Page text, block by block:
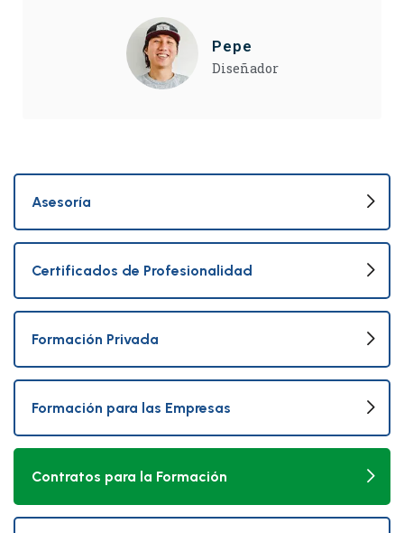
Pepe
Diseñador
Asesoría
Certificados de Profesionalidad
Formación Privada
Formación para las Empresas
Contratos para la Formación